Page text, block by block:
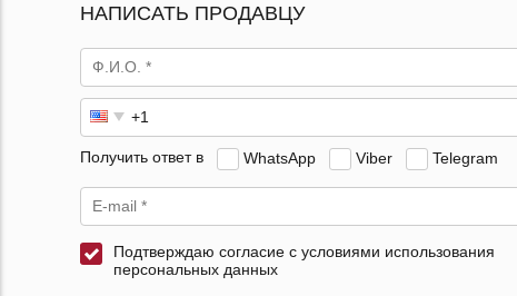
НАПИСАТЬ ПРОДАВЦУ
Получить ответ в WhatsApp Viber Telegram
Подтверждаю согласие с условиями использования
персональных данных